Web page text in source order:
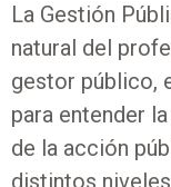
La Gestión
natural del
gestor público,
para entender
de la acción